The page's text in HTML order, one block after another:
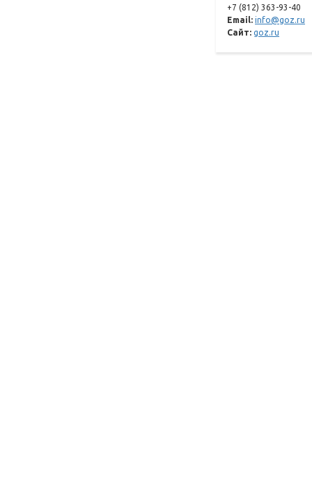
+7 (812) 363-93-40
Email: info@goz.ru
Сайт: goz.ru